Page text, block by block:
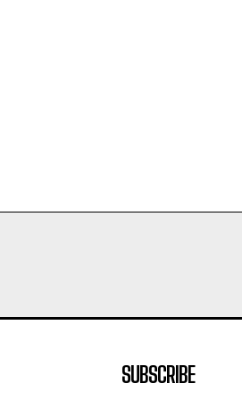
SUBSCRIBE